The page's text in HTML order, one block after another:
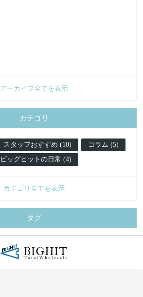
アーカイブ全てを表示
カテゴリ
スタッフおすすめ (10)
コラム (5)
ビッグヒットの日常 (4)
カテゴリ全てを表示
タグ